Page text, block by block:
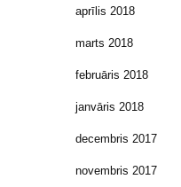
aprīlis 2018
marts 2018
februāris 2018
janvāris 2018
decembris 2017
novembris 2017